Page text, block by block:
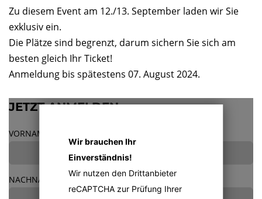
Zu diesem Event am 12./13. September laden wir Sie
exklusiv ein.
Die Plätze sind begrenzt, darum sichern Sie sich am
besten gleich Ihr Ticket!
Anmeldung bis spätestens 07. August 2024.
JETZT ANMELDEN:
VORNAME
NACHNAME
Wir brauchen Ihr
Einverständnis!
Wir nutzen den Drittanbieter
reCAPTCHA zur Prüfung Ihrer